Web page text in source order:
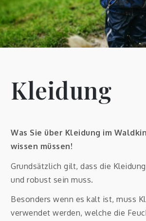
Kleidung
Was Sie über Kleidung im
wissen müssen!
Grundsätzlich gilt, dass die
und robust sein muss.
Besonders wenn es kalt ist, muss
verwendet werden, welche die